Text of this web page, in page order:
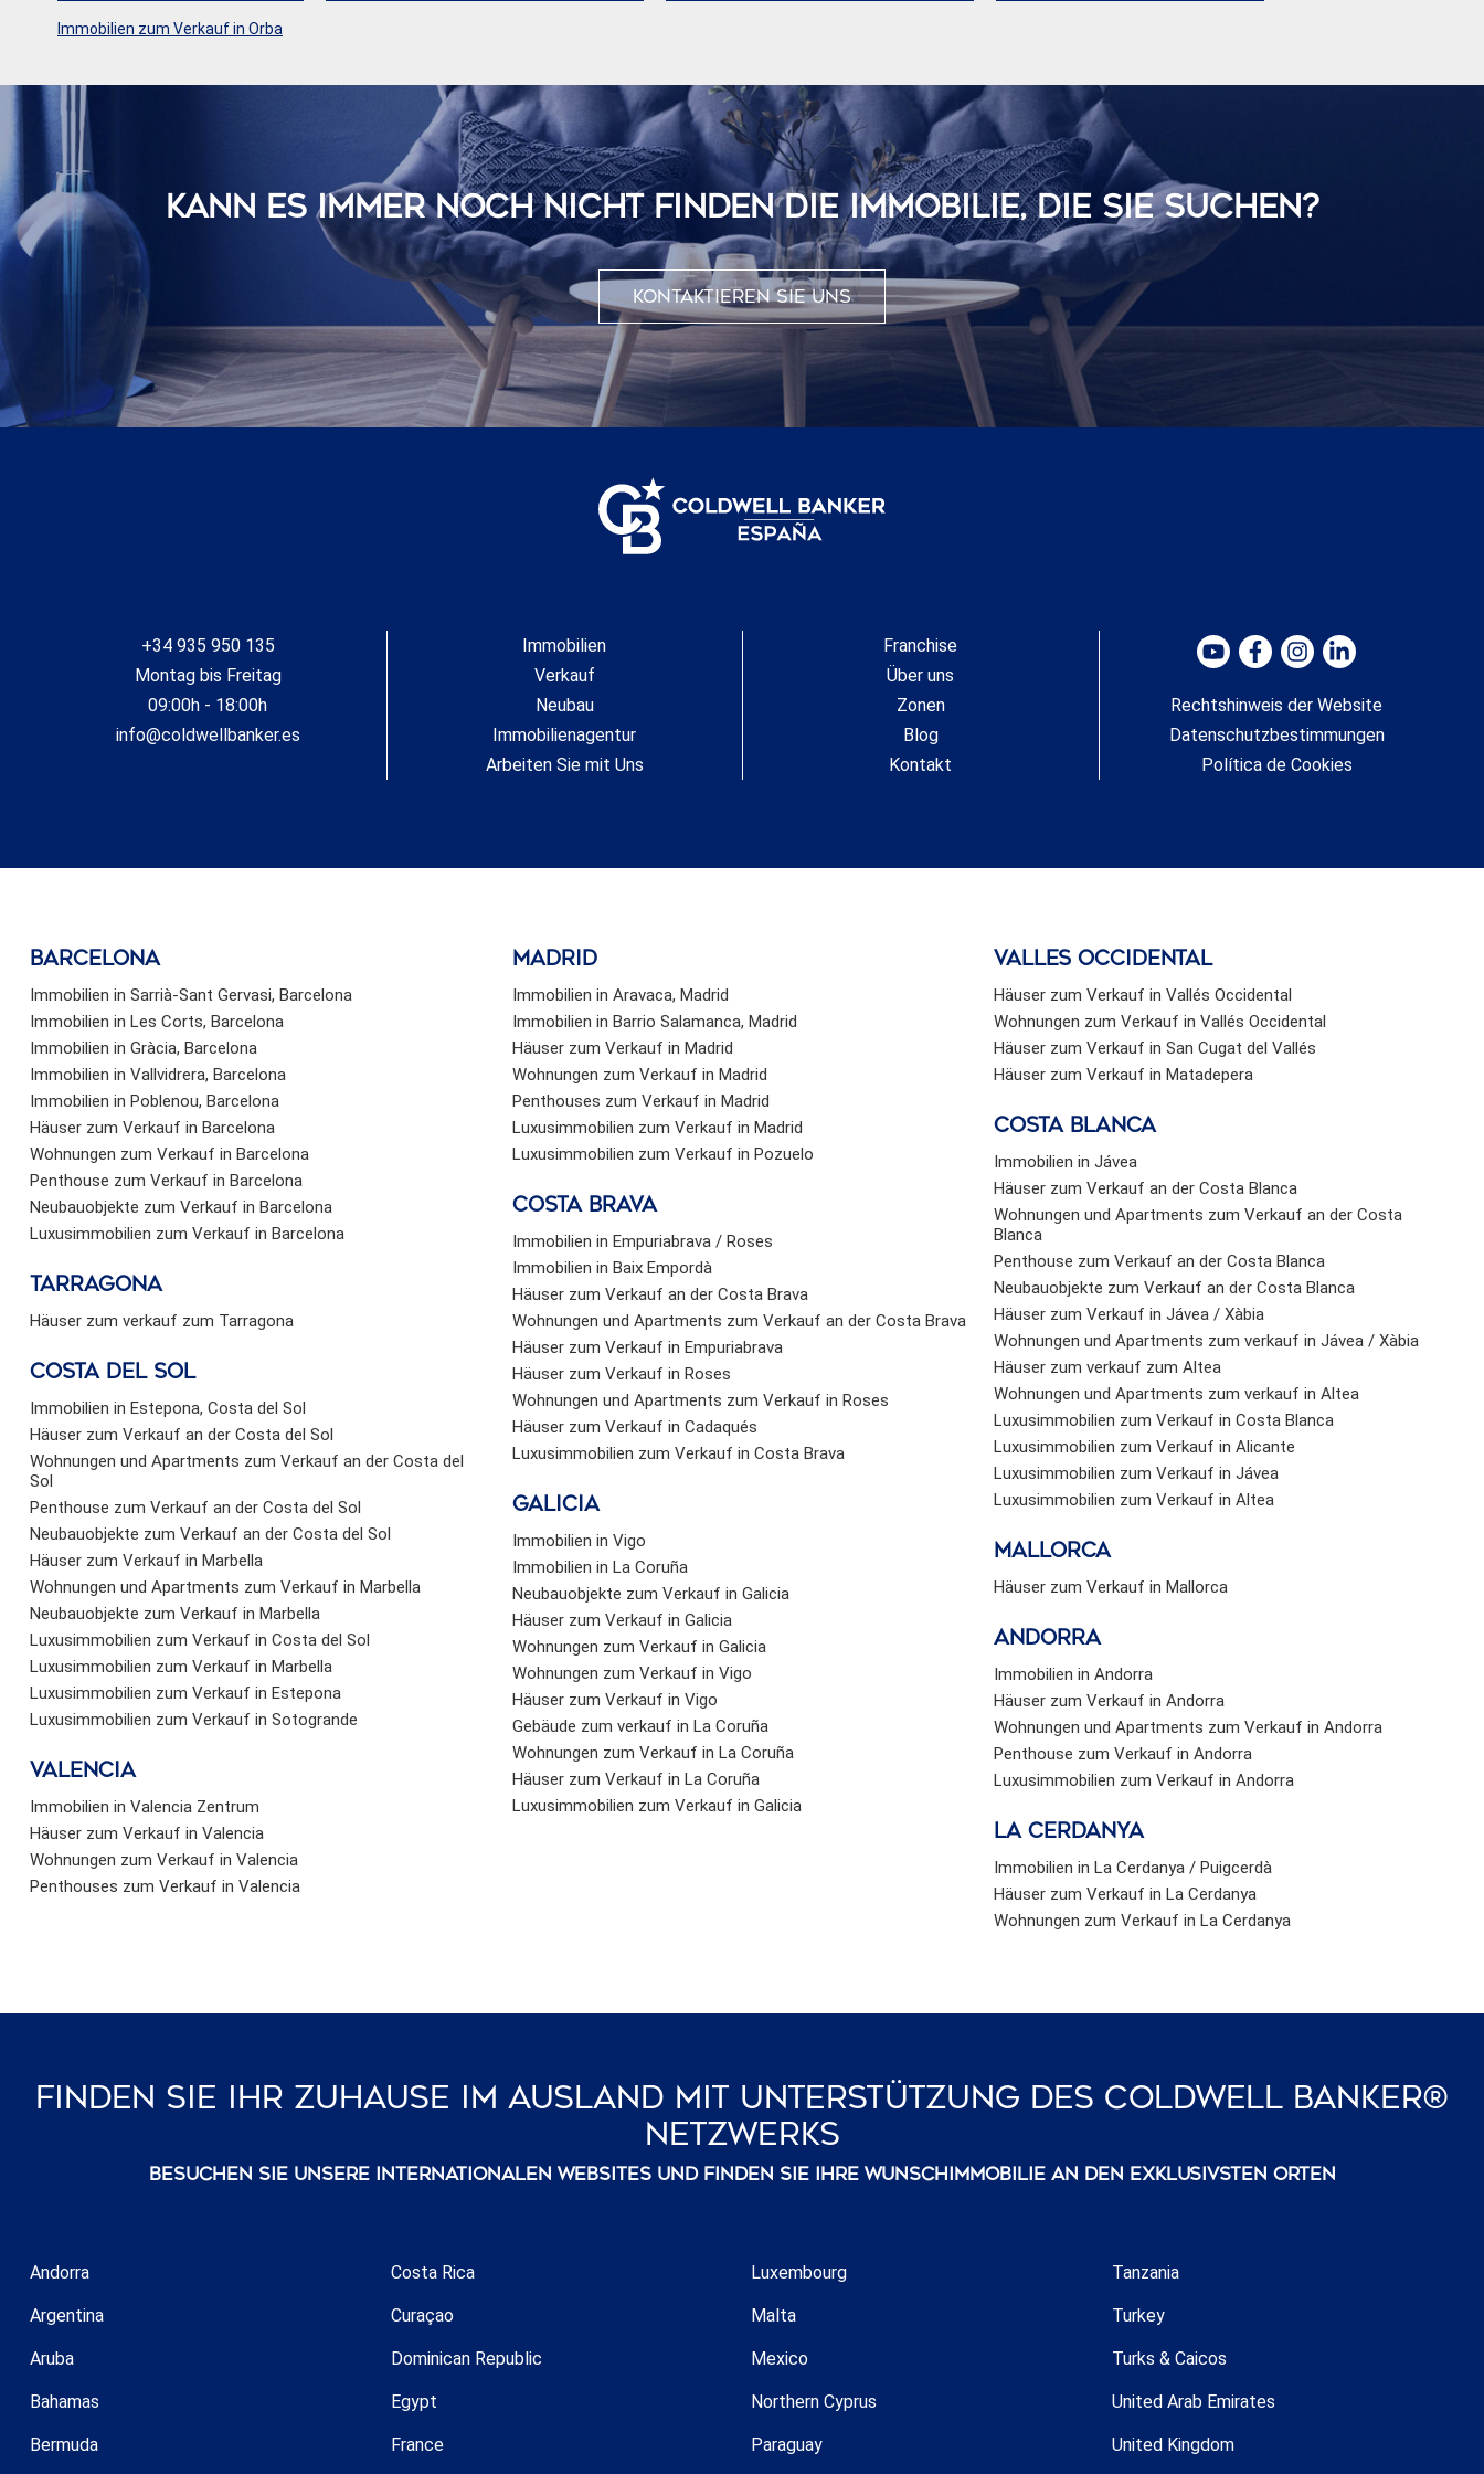
den Genuss im Freien bieten. #ref:CBS351
Immobilien zum Verkauf in Orba
KANN ES IMMER NOCH NICHT FINDEN DIE IMMOBILIE, DIE SIE SUCHEN?
Kontaktieren Sie uns
+34 935 950 135
Montag bis Freitag
09:00h - 18:00h
info@coldwellbanker.es
Immobilien
Verkauf
Neubau
Immobilienagentur
Arbeiten Sie mit Uns
Franchise
Über uns
Zonen
Blog
Kontakt
Rechtshinweis der Website
Datenschutzbestimmungen
Política de Cookies
barcelona
Immobilien in Sarrià-Sant Gervasi, Barcelona
Immobilien in Les Corts, Barcelona
Immobilien in Gràcia, Barcelona
Immobilien in Vallvidrera, Barcelona
Immobilien in Poblenou, Barcelona
Häuser zum Verkauf in Barcelona
Wohnungen zum Verkauf in Barcelona
Penthouse zum Verkauf in Barcelona
Neubauobjekte zum Verkauf in Barcelona
Luxusimmobilien zum Verkauf in Barcelona
Tarragona
Häuser zum verkauf zum Tarragona
Costa del sol
Immobilien in Estepona, Costa del Sol
Häuser zum Verkauf an der Costa del Sol
Wohnungen und Apartments zum Verkauf an der Costa del
Sol
Penthouse zum Verkauf an der Costa del Sol
Neubauobjekte zum Verkauf an der Costa del Sol
Häuser zum Verkauf in Marbella
Wohnungen und Apartments zum Verkauf in Marbella
Neubauobjekte zum Verkauf in Marbella
Luxusimmobilien zum Verkauf in Costa del Sol
Luxusimmobilien zum Verkauf in Marbella
Luxusimmobilien zum Verkauf in Estepona
Luxusimmobilien zum Verkauf in Sotogrande
valencia
Immobilien in Valencia Zentrum
Häuser zum Verkauf in Valencia
Wohnungen zum Verkauf in Valencia
Penthouses zum Verkauf in Valencia
Madrid
Immobilien in Aravaca, Madrid
Immobilien in Barrio Salamanca, Madrid
Häuser zum Verkauf in Madrid
Wohnungen zum Verkauf in Madrid
Penthouses zum Verkauf in Madrid
Luxusimmobilien zum Verkauf in Madrid
Luxusimmobilien zum Verkauf in Pozuelo
Costa brava
Immobilien in Empuriabrava / Roses
Immobilien in Baix Empordà
Häuser zum Verkauf an der Costa Brava
Wohnungen und Apartments zum Verkauf an der Costa Brava
Häuser zum Verkauf in Empuriabrava
Häuser zum Verkauf in Roses
Wohnungen und Apartments zum Verkauf in Roses
Häuser zum Verkauf in Cadaqués
Luxusimmobilien zum Verkauf in Costa Brava
Galicia
Immobilien in Vigo
Immobilien in La Coruña
Neubauobjekte zum Verkauf in Galicia
Häuser zum Verkauf in Galicia
Wohnungen zum Verkauf in Galicia
Wohnungen zum Verkauf in Vigo
Häuser zum Verkauf in Vigo
Gebäude zum verkauf in La Coruña
Wohnungen zum Verkauf in La Coruña
Häuser zum Verkauf in La Coruña
Luxusimmobilien zum Verkauf in Galicia
valles occidental
Häuser zum Verkauf in Vallés Occidental
Wohnungen zum Verkauf in Vallés Occidental
Häuser zum Verkauf in San Cugat del Vallés
Häuser zum Verkauf in Matadepera
Costa Blanca
Immobilien in Jávea
Häuser zum Verkauf an der Costa Blanca
Wohnungen und Apartments zum Verkauf an der Costa
Blanca
Penthouse zum Verkauf an der Costa Blanca
Neubauobjekte zum Verkauf an der Costa Blanca
Häuser zum Verkauf in Jávea / Xàbia
Wohnungen und Apartments zum verkauf in Jávea / Xàbia
Häuser zum verkauf zum Altea
Wohnungen und Apartments zum verkauf in Altea
Luxusimmobilien zum Verkauf in Costa Blanca
Luxusimmobilien zum Verkauf in Alicante
Luxusimmobilien zum Verkauf in Jávea
Luxusimmobilien zum Verkauf in Altea
Mallorca
Häuser zum Verkauf in Mallorca
Andorra
Immobilien in Andorra
Häuser zum Verkauf in Andorra
Wohnungen und Apartments zum Verkauf in Andorra
Penthouse zum Verkauf in Andorra
Luxusimmobilien zum Verkauf in Andorra
La Cerdanya
Immobilien in La Cerdanya / Puigcerdà
Häuser zum Verkauf in La Cerdanya
Wohnungen zum Verkauf in La Cerdanya
Finden Sie Ihr Zuhause Im Ausland Mit Unterstützung Des Coldwell Banker®
Netzwerks
Besuchen Sie unsere internationalen Websites und finden Sie Ihre Wunschimmobilie an den exklusivsten Orten
Andorra
Argentina
Aruba
Bahamas
Bermuda
Costa Rica
Curaçao
Dominican Republic
Egypt
France
Luxembourg
Malta
Mexico
Northern Cyprus
Paraguay
Tanzania
Turkey
Turks & Caicos
United Arab Emirates
United Kingdom